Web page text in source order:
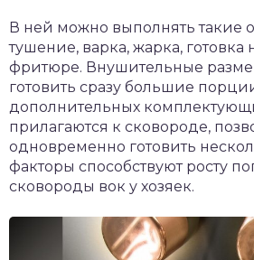
В ней можно выполнять такие
тушение, варка, жарка, готовка
фритюре. Внушительные
готовить сразу большие
дополнительных
прилагаются к сковороде,
одновременно готовить
факторы способствуют росту
сковороды вок у хозяек.